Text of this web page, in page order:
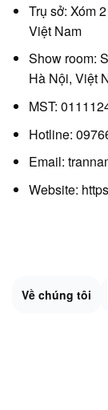
Trụ sở: Xóm
Việt Nam
Show room:
Hà Nội, Việt
MST:
Hotline:
Email:
Website:
Về chúng tôi